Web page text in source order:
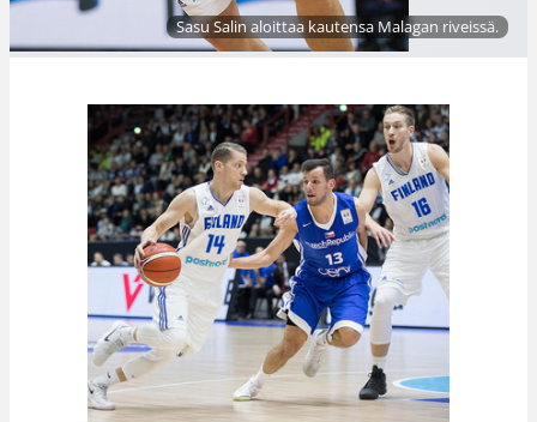
Sasu Salin aloittaa kautensa Malagan riveissä.